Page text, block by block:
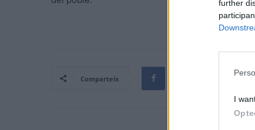
further
I
Comparteix